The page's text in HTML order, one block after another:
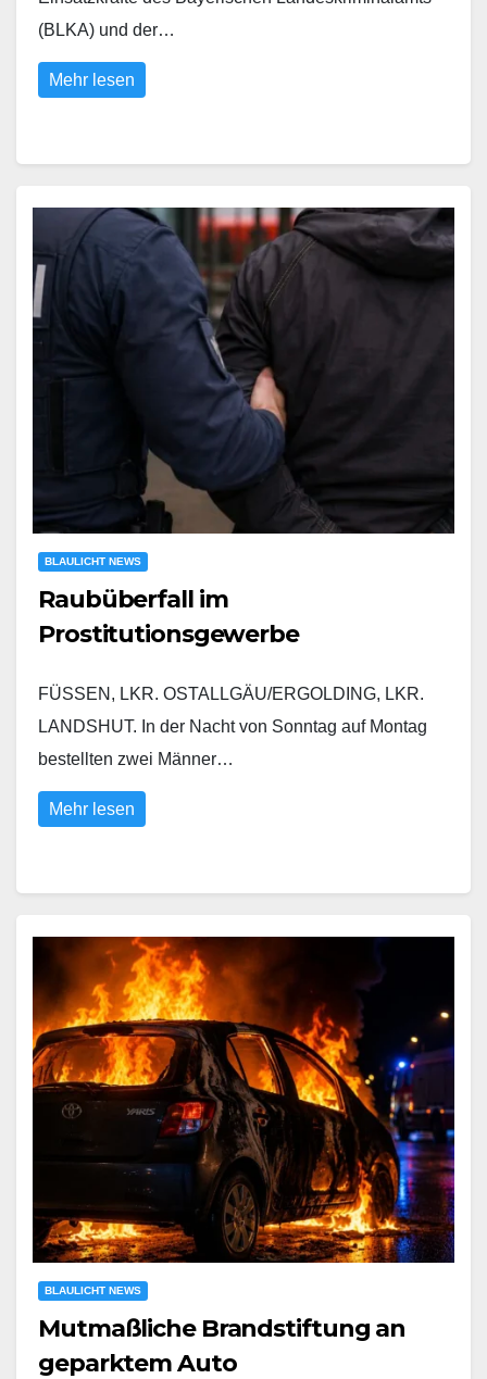
(BLKA) und der…
Mehr lesen
BLAULICHT NEWS
Raubüberfall im
Prostitutionsgewerbe
FÜSSEN, LKR. OSTALLGÄU/ERGOLDING, LKR.
LANDSHUT. In der Nacht von Sonntag auf Montag
bestellten zwei Männer…
Mehr lesen
BLAULICHT NEWS
Mutmaßliche Brandstiftung an
geparktem Auto